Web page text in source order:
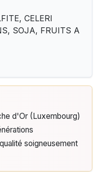
CELERI
SOJA, FRUITS A
d'Or (Luxembourg)
soigneusement